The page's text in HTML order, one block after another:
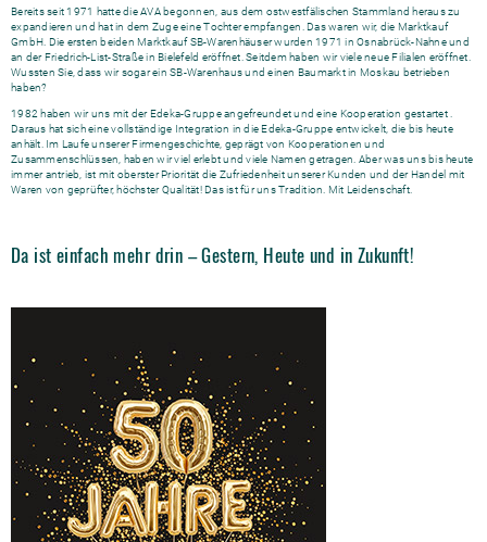
Bereits seit 1971 hatte die AVA begonnen, aus dem ostwestfälischen Stammland heraus zu
expandieren und hat in dem Zuge eine Tochter empfangen. Das waren wir, die Marktkauf
GmbH. Die ersten beiden Marktkauf SB-Warenhäuser wurden 1971 in Osnabrück-Nahne und
an der Friedrich-List-Straße in Bielefeld eröffnet. Seitdem haben wir viele neue Filialen eröffnet.
Wussten Sie, dass wir sogar ein SB-Warenhaus und einen Baumarkt in Moskau betrieben
haben?
1982 haben wir uns mit der Edeka-Gruppe angefreundet und eine Kooperation gestartet .
Daraus hat sich eine vollständige Integration in die Edeka-Gruppe entwickelt, die bis heute
anhält. Im Laufe unserer Firmengeschichte, geprägt von Kooperationen und
Zusammenschlüssen, haben wir viel erlebt und viele Namen getragen. Aber was uns bis heute
immer antrieb, ist mit oberster Priorität die Zufriedenheit unserer Kunden und der Handel mit
Waren von geprüfter, höchster Qualität! Das ist für uns Tradition. Mit Leidenschaft.
Da ist einfach mehr drin – Gestern, Heute und in Zukunft!